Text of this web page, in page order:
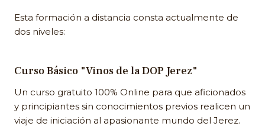
Esta formación a distancia consta actualmente de
dos niveles:
Curso Básico "Vinos de la DOP Jerez"
Un curso gratuito 100% Online para que aficionados
y principiantes sin conocimientos previos realicen un
viaje de iniciación al apasionante mundo del Jerez.